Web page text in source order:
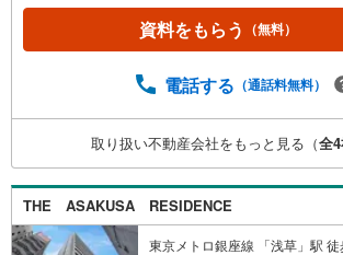
も利用可能。スカイツリーまで240m
物は鉄筋コンクリート造14階建て。総
ンです。お部屋は11階西向、内装新規
の？■分からない事、何でもご相談下
能です！■平日・土日・祝祭日…日程・
可能。ご指定の場所にお車でお迎えに
購入のご相談も随時開催中！■ ○住
買換えのご相談 ○ご自宅査定のご相談
ております！
資料をもらう （無料）
電話する （通話料無料）
取り扱い不動産会社をもっと見る（全4
THE ASAKUSA RESIDENCE
東京メトロ銀座線 「浅草」駅